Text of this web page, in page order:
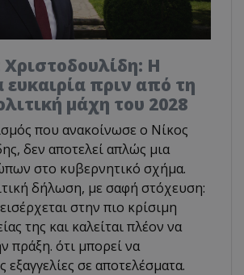
Η
ευκαιρία πριν από τη
μάχη του 2028
που ανακοίνωσε ο Νίκος
δεν αποτελεί απλώς μια
στο κυβερνητικό σχήμα.
δήλωση, με σαφή στόχευση:
στην πιο κρίσιμη
της και καλείται πλέον να
πράξη. ότι μπορεί να
εξαγγελίες σε αποτελέσματα.